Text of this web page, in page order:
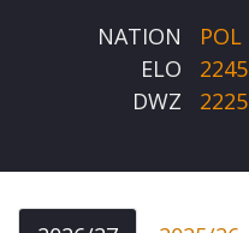
NATION
POL
ELO
2245
DWZ
2225